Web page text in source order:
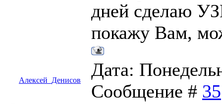
дней сделаю
покажу Вам,
Алексей_Денисов
Дата:
Сообщение # 35